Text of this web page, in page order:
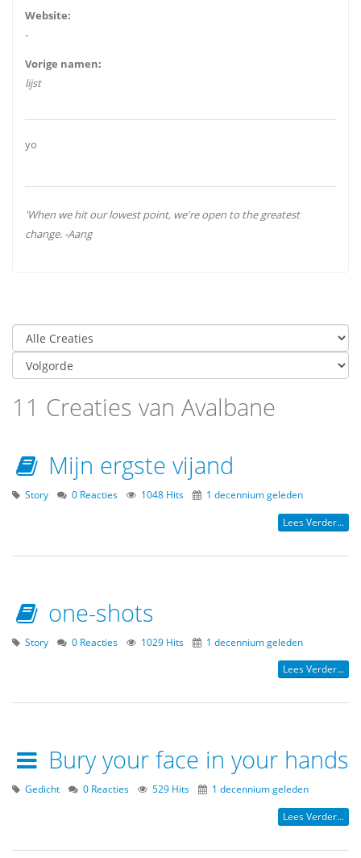
Website:
-
Vorige namen:
lijst
yo
'When we hit our lowest point, we're open to the greatest
change. -Aang
11 Creaties van Avalbane
Mijn ergste vijand
Story 0 Reacties 1048 Hits 1 decennium geleden
Lees Verder...
one-shots
Story 0 Reacties 1029 Hits 1 decennium geleden
Lees Verder...
Bury your face in your hands
Gedicht 0 Reacties 529 Hits 1 decennium geleden
Lees Verder...